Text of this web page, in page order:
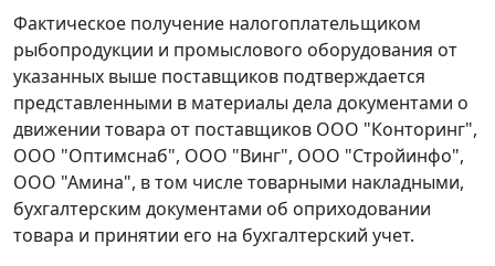
Фактическое получение налогоплательщиком
рыбопродукции и промыслового оборудования от
указанных выше поставщиков подтверждается
представленными в материалы дела документами о
движении товара от поставщиков ООО "Конторинг",
ООО "Оптимснаб", ООО "Винг", ООО "Стройинфо",
ООО "Амина", в том числе товарными накладными,
бухгалтерским документами об оприходовании
товара и принятии его на бухгалтерский учет.